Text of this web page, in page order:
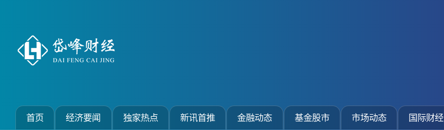
首页 经济要闻 独家热点 新讯首推 金融动态 基金股市 市场动态 国际财经